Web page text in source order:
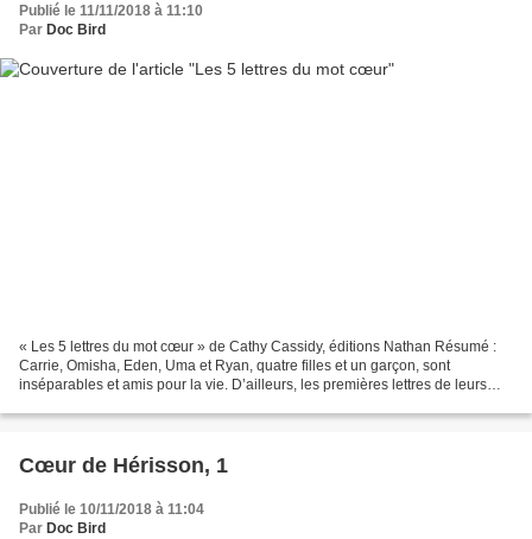
Publié le 11/11/2018 à 11:10
Par Doc Bird
« Les 5 lettres du mot cœur » de Cathy Cassidy, éditions Nathan Résumé :
Carrie, Omisha, Eden, Uma et Ryan, quatre filles et un garçon, sont
inséparables et amis pour la vie. D’ailleurs, les premières lettres de leurs
Cœur de Hérisson, 1
Publié le 10/11/2018 à 11:04
Par Doc Bird